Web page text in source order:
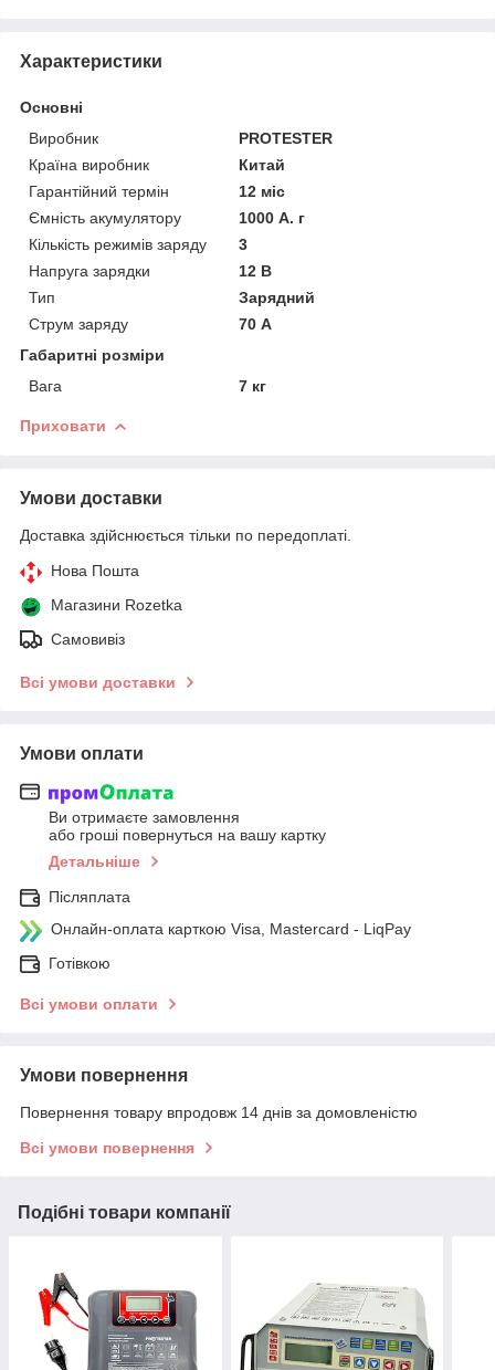
Характеристики
Основні
Виробник
PROTESTER
Країна виробник
Китай
Гарантійний термін
12 міс
Ємність акумулятору
1000 А. г
Кількість режимів заряду
3
Напруга зарядки
12 В
Тип
Зарядний
Струм заряду
70 А
Габаритні розміри
Вага
7 кг
Приховати
Умови доставки
Доставка здійснюється тільки по передоплаті.
Нова Пошта
Магазини Rozetka
Самовивіз
Всі умови доставки
Умови оплати
Ви отримаєте замовлення
або гроші повернуться на вашу картку
Детальніше
Післяплата
Онлайн-оплата карткою Visa, Mastercard - LiqPay
Готівкою
Всі умови оплати
Умови повернення
Повернення товару впродовж 14 днів за домовленістю
Всі умови повернення
Подібні товари компанії